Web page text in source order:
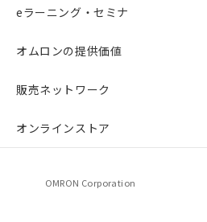
eラーニング・セミナ
オムロンの提供価値
販売ネットワーク
オンラインストア
OMRON Corporation